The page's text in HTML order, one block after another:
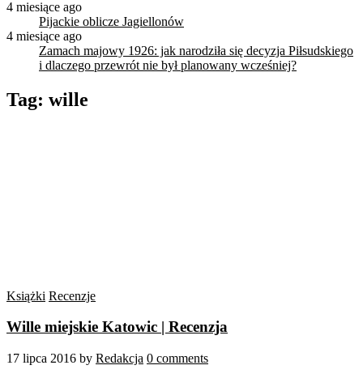
4 miesiące ago
Pijackie oblicze Jagiellonów
4 miesiące ago
Zamach majowy 1926: jak narodziła się decyzja Piłsudskiego
i dlaczego przewrót nie był planowany wcześniej?
Tag: wille
Książki Recenzje
Wille miejskie Katowic | Recenzja
17 lipca 2016 by Redakcja 0 comments